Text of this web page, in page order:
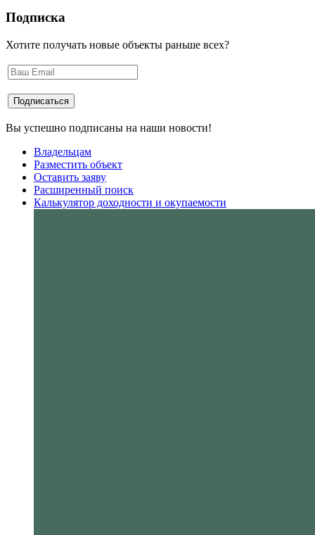
Подписка
Хотите получать новые объекты раньше всех?
Вы успешно подписаны на наши новости!
Владельцам
Разместить объект
Оставить заяву
Расширенный поиск
Калькулятор доходности и окупаемости